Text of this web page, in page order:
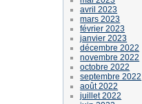
avril 2023
mars 2023
février 2023
janvier 2023
décembre 2022
novembre 2022
octobre 2022
septembre 2022
août 2022
juillet 2022